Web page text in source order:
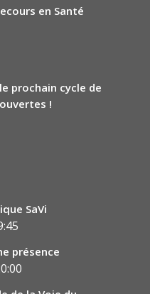
en Santé
prochain cycle de
!
SaVi
présence